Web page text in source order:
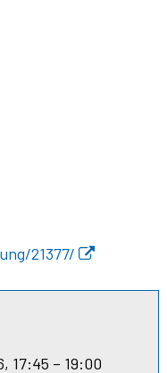
21377/
17:45 – 19:00